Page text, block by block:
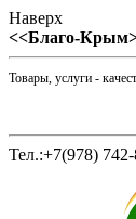
Наверх
<<Благо-
Товары, услуги -
Тел.:+7(978)